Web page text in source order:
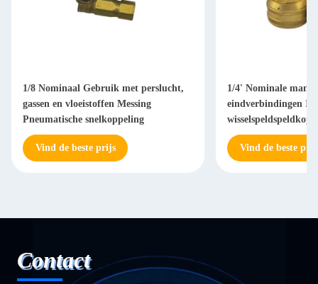
1/8 Nominaal Gebruik met perslucht,
gassen en vloeistoffen Messing
Pneumatische snelkoppeling
Vind de beste prijs
1/4' Nominale
eindverbindingen
Pneumatische
Vind de beste
Contact